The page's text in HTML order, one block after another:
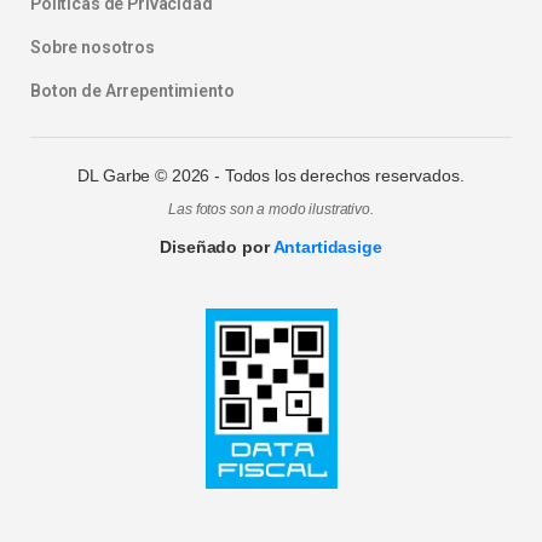
Sobre nosotros
Boton de Arrepentimiento
DL Garbe © 2026 - Todos los derechos reservados.
Las fotos son a modo ilustrativo.
Diseñado porAntartidasige